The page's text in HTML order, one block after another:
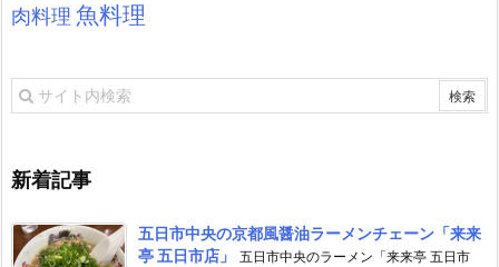
肉料理 魚料理
新着記事
五日市中央の京都風醤油ラーメンチェーン「来来
亭 五日市店」
五日市中央のラーメン「来来亭 五日市